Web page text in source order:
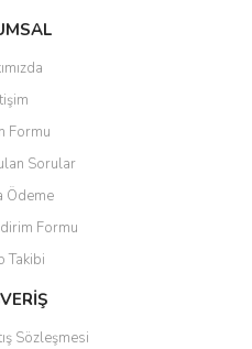
siz yapın!
Yaz
görüntülenemiyor.
bulunuyor.
pahalı.
olmalı.
Formu
Sorular
Ödeme
Formu
Takibi
Sözleşmesi